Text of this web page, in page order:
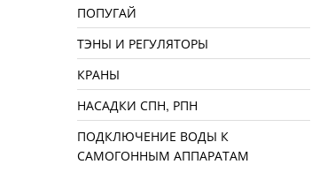
ПОПУГАЙ
ТЭНЫ И РЕГУЛЯТОРЫ
КРАНЫ
НАСАДКИ СПН, РПН
ПОДКЛЮЧЕНИЕ ВОДЫ К
САМОГОННЫМ АППАРАТАМ